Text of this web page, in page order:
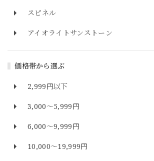
スピネル
アイオライトサンストーン
価格帯から選ぶ
2,999円以下
3,000～5,999円
6,000～9,999円
10,000～19,999円